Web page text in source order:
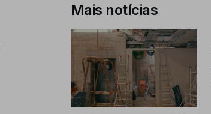
Mais notícias